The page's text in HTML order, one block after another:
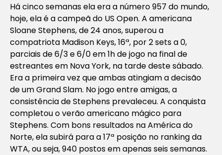
Há cinco semanas ela era a número 957 do mundo,
hoje, ela é a campeã do US Open. A americana
Sloane Stephens, de 24 anos, superou a
compatriota Madison Keys, 16ª, por 2 sets a 0,
parciais de 6/3 e 6/0 em 1h de jogo na final de
estreantes em Nova York, na tarde deste sábado.
Era a primeira vez que ambas atingiam a decisão
de um Grand Slam. No jogo entre amigas, a
consistência de Stephens prevaleceu. A conquista
completou o verão americano mágico para
Stephens. Com bons resultados na América do
Norte, ela subirá para a 17ª posição no ranking da
WTA, ou seja, 940 postos em apenas seis semanas.